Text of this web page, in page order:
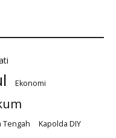
Ekonomi
Tengah
Kapolda DIY